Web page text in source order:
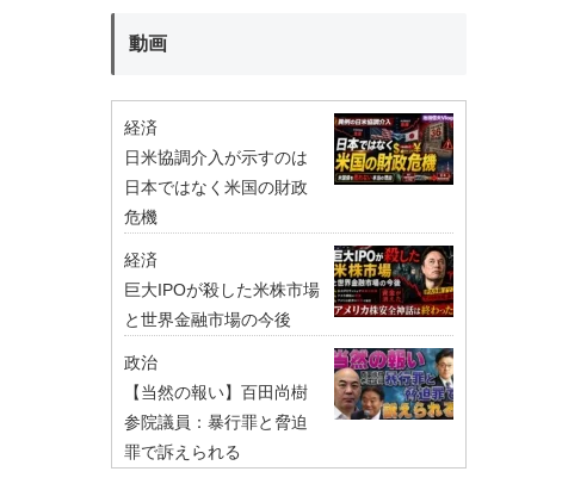
動画
経済
日米協調介入が示すのは
日本ではなく米国の財政
危機
経済
巨大IPOが殺した米株市場
と世界金融市場の今後
政治
【当然の報い】百田尚樹
参院議員：暴行罪と脅迫
罪で訴えられる